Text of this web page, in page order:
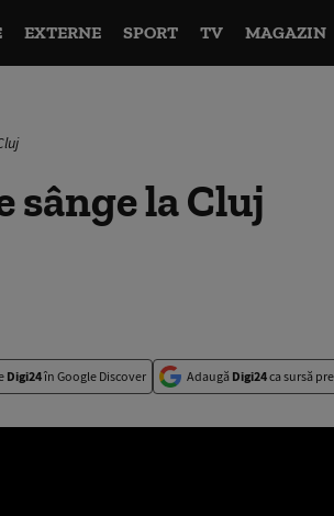
EXTERNE SPORT TV MAGAZIN
sânge la Cluj
Digi24în Google Discover Adaugă Digi24ca sursă